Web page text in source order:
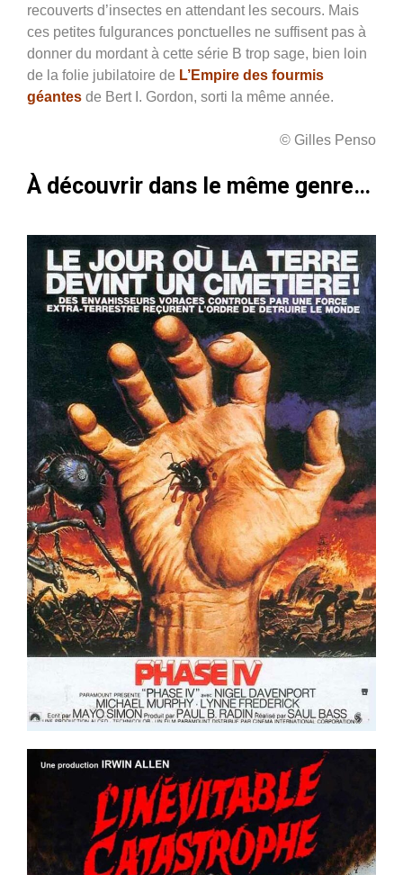
recouverts d’insectes en attendant les secours. Mais
ces petites fulgurances ponctuelles ne suffisent pas à
donner du mordant à cette série B trop sage, bien loin
de la folie jubilatoire de L’Empire des fourmis
géantes de Bert I. Gordon, sorti la même année.
© Gilles Penso
À découvrir dans le même genre…